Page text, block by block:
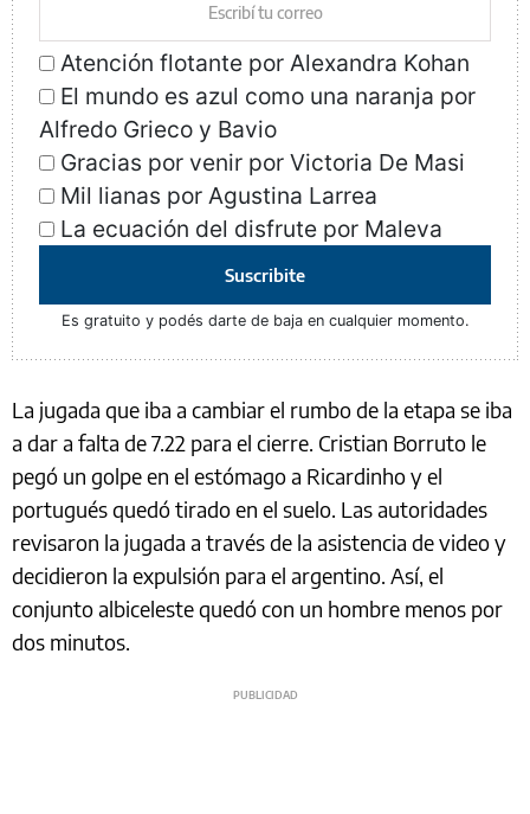
Atención flotante por Alexandra Kohan
El mundo es azul como una naranja por
Alfredo Grieco y Bavio
Gracias por venir por Victoria De Masi
Mil lianas por Agustina Larrea
La ecuación del disfrute por Maleva
Suscribite
Es gratuito y podés darte de baja en cualquier momento.
La jugada que iba a cambiar el rumbo de la etapa se iba
a dar a falta de 7.22 para el cierre. Cristian Borruto le
pegó un golpe en el estómago a Ricardinho y el
portugués quedó tirado en el suelo. Las autoridades
revisaron la jugada a través de la asistencia de video y
decidieron la expulsión para el argentino. Así, el
conjunto albiceleste quedó con un hombre menos por
dos minutos.